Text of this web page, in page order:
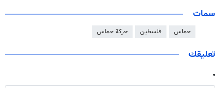
سمات
حماس فلسطين حركة حماس
تعليقك